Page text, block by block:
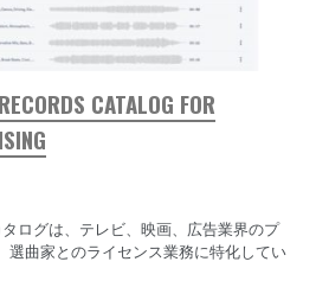
CATALOG FOR
ログは、テレビ、映画、広告業界のプ
選曲家とのライセンス業務に特化してい